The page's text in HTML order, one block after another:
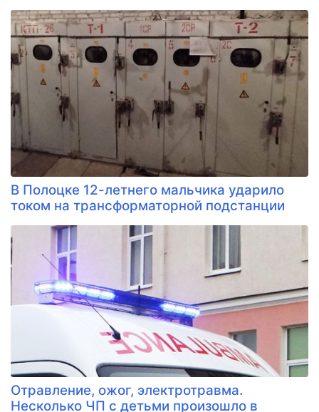
В Полоцке 12-летнего мальчика ударило
током на трансформаторной подстанции
Отравление, ожог, электротравма.
Несколько ЧП с детьми произошло в